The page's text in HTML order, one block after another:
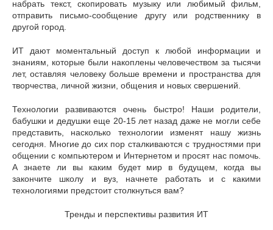
набрать текст, скопировать музыку или любимый фильм,
отправить письмо-сообщение другу или родственнику в
другой город.
ИТ дают моментальный доступ к любой информации и
знаниям, которые были накоплены человечеством за тысячи
лет, оставляя человеку больше времени и пространства для
творчества, личной жизни, общения и новых свершений.
Технологии развиваются очень быстро! Наши родители,
бабушки и дедушки еще 20-15 лет назад даже не могли себе
представить, насколько технологии изменят нашу жизнь
сегодня. Многие до сих пор сталкиваются с трудностями при
общении с компьютером и Интернетом и просят нас помочь.
А знаете ли вы каким будет мир в будущем, когда вы
закончите школу и вуз, начнете работать и с какими
технологиями предстоит столкнуться вам?
Тренды и перспективы развития ИТ